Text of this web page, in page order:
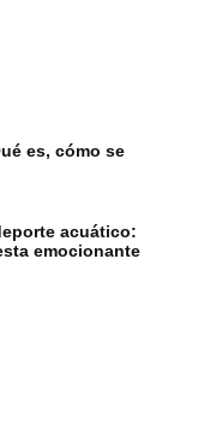
es, cómo se
acuático:
emocionante